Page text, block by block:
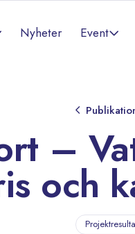
Nyheter Event
–
och